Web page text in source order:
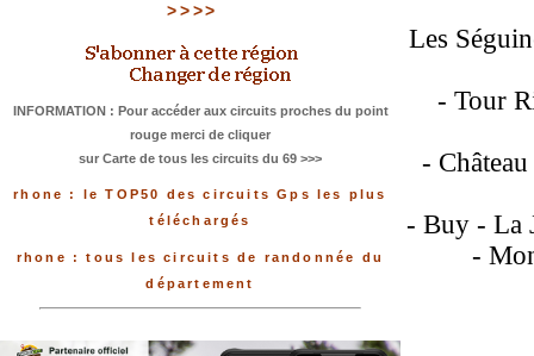
>>>>
INFORMATION : Pour accéder aux circuits proches du point
rouge merci de cliquer
sur Carte de tous les circuits du 69 >>>
rhone : le TOP50 des circuits Gps les plus
téléchargés
rhone : tous les circuits de randonnée du
département
Les
- Tour
-
- Buy - La
-